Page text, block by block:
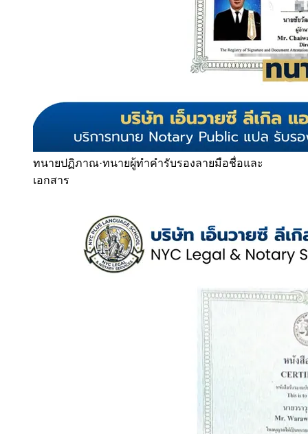
ทนายปฏิภาณ·ทนายผู้ทำคำรับรองลายมือชื่อและ
เอกสาร